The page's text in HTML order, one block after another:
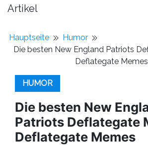
Artikel
Hauptseite
Humor
Die besten New England Patriots
Deflategate Memes
HUMOR
Die besten New
Patriots Deflategate
Deflategate Memes